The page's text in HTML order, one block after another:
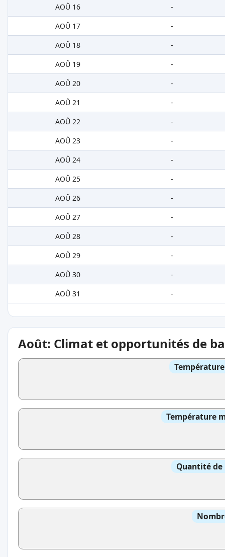
AOÛ 16
-
AOÛ 17
-
AOÛ 18
-
AOÛ 19
-
AOÛ 20
-
AOÛ 21
-
AOÛ 22
-
AOÛ 23
-
AOÛ 24
-
AOÛ 25
-
AOÛ 26
-
AOÛ 27
-
AOÛ 28
-
AOÛ 29
-
AOÛ 30
-
AOÛ 31
-
Août: Climat et opportunités de
Température
Quantité